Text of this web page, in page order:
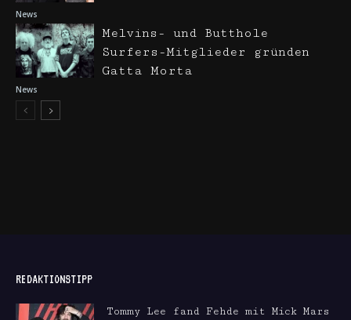
News
News
Melvins- und Butthole
Surfers-Mitglieder gründen
Gatta Morta
REDAKTIONSTIPP
Tommy Lee fand Fehde mit Mick Mars